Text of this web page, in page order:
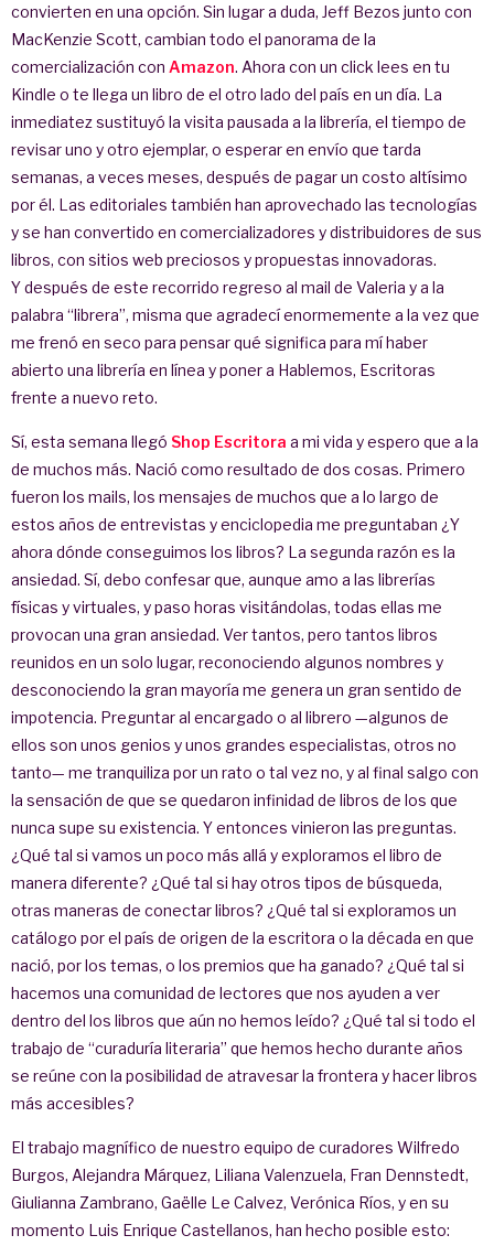
convierten en una opción. Sin lugar a duda, Jeff Bezos junto con
MacKenzie Scott, cambian todo el panorama de la
comercialización con Amazon. Ahora con un click lees en tu
Kindle o te llega un libro de el otro lado del país en un día. La
inmediatez sustituyó la visita pausada a la librería, el tiempo de
revisar uno y otro ejemplar, o esperar en envío que tarda
semanas, a veces meses, después de pagar un costo altísimo
por él. Las editoriales también han aprovechado las tecnologías
y se han convertido en comercializadores y distribuidores de sus
libros, con sitios web preciosos y propuestas innovadoras.
Y después de este recorrido regreso al mail de Valeria y a la
palabra “librera”, misma que agradecí enormemente a la vez que
me frenó en seco para pensar qué significa para mí haber
abierto una librería en línea y poner a Hablemos, Escritoras
frente a nuevo reto.
Sí, esta semana llegó Shop Escritora a mi vida y espero que a la
de muchos más. Nació como resultado de dos cosas. Primero
fueron los mails, los mensajes de muchos que a lo largo de
estos años de entrevistas y enciclopedia me preguntaban ¿Y
ahora dónde conseguimos los libros? La segunda razón es la
ansiedad. Sí, debo confesar que, aunque amo a las librerías
físicas y virtuales, y paso horas visitándolas, todas ellas me
provocan una gran ansiedad. Ver tantos, pero tantos libros
reunidos en un solo lugar, reconociendo algunos nombres y
desconociendo la gran mayoría me genera un gran sentido de
impotencia. Preguntar al encargado o al librero —algunos de
ellos son unos genios y unos grandes especialistas, otros no
tanto— me tranquiliza por un rato o tal vez no, y al final salgo con
la sensación de que se quedaron infinidad de libros de los que
nunca supe su existencia. Y entonces vinieron las preguntas.
¿Qué tal si vamos un poco más allá y exploramos el libro de
manera diferente? ¿Qué tal si hay otros tipos de búsqueda,
otras maneras de conectar libros? ¿Qué tal si exploramos un
catálogo por el país de origen de la escritora o la década en que
nació, por los temas, o los premios que ha ganado? ¿Qué tal si
hacemos una comunidad de lectores que nos ayuden a ver
dentro del los libros que aún no hemos leído? ¿Qué tal si todo el
trabajo de “curaduría literaria” que hemos hecho durante años
se reúne con la posibilidad de atravesar la frontera y hacer libros
más accesibles?
El trabajo magnífico de nuestro equipo de curadores Wilfredo
Burgos, Alejandra Márquez, Liliana Valenzuela, Fran Dennstedt,
Giulianna Zambrano, Gaëlle Le Calvez, Verónica Ríos, y en su
momento Luis Enrique Castellanos, han hecho posible esto: